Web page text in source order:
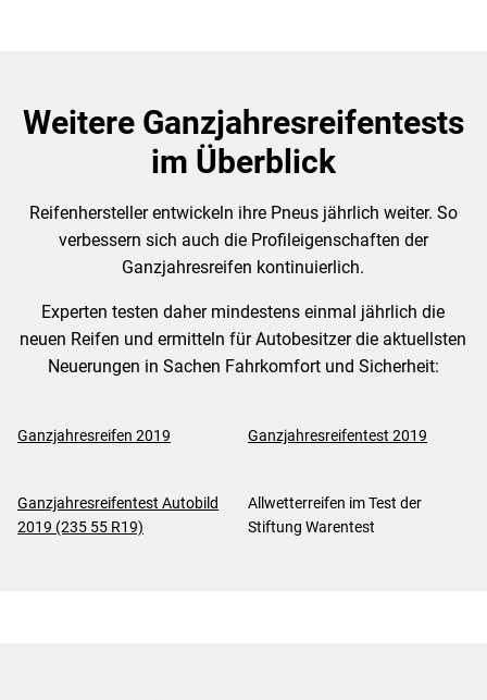
Weitere Ganzjahresreifentests
im Überblick
Reifenhersteller entwickeln ihre Pneus jährlich weiter. So
verbessern sich auch die Profileigenschaften der
Ganzjahresreifen kontinuierlich.
Experten testen daher mindestens einmal jährlich die
neuen Reifen und ermitteln für Autobesitzer die aktuellsten
Neuerungen in Sachen Fahrkomfort und Sicherheit:
Ganzjahresreifen 2019 Ganzjahresreifentest 2019
Ganzjahresreifentest Autobild
2019 (235 55 R19)
Allwetterreifen im Test der
Stiftung Warentest